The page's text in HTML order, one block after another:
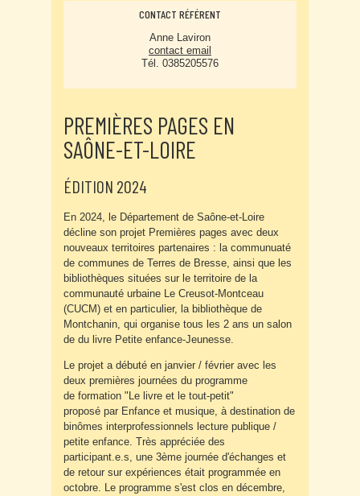
CONTACT RÉFÉRENT
Anne Laviron
contact email
Tél. 0385205576
PREMIÈRES PAGES EN
SAÔNE-ET-LOIRE
ÉDITION 2024
En 2024, le Département de Saône-et-Loire
décline son projet Premières pages avec deux
nouveaux territoires partenaires : la communuaté
de communes de Terres de Bresse, ainsi que les
bibliothèques situées sur le territoire de la
communauté urbaine Le Creusot-Montceau
(CUCM) et en particulier, la bibliothèque de
Montchanin, qui organise tous les 2 ans un salon
de du livre Petite enfance-Jeunesse.
Le projet a débuté en janvier / février avec les
deux premières journées du programme
de formation "Le livre et le tout-petit"
proposé par Enfance et musique, à destination de
binômes interprofessionnels lecture publique /
petite enfance. Très appréciée des
participant.e.s, une 3ème journée d'échanges et
de retour sur expériences était programmée en
octobre. Le programme s'est clos en décembre,